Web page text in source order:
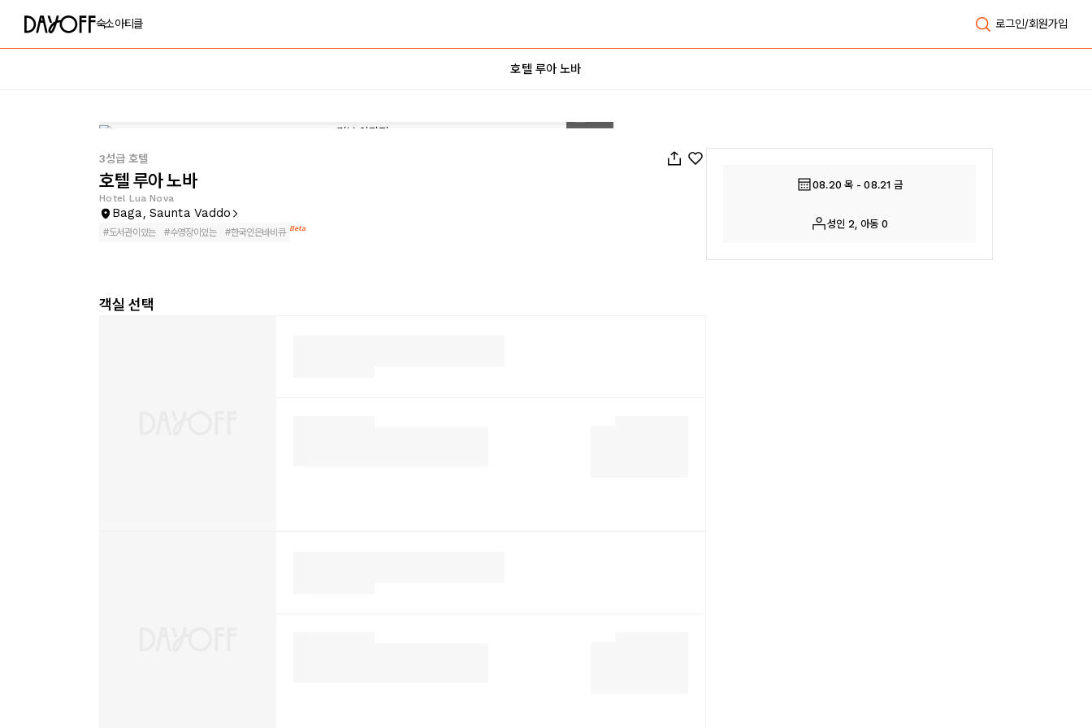
숙소아티클 로그인/회원가입
호텔 루아 노바
3성급 호텔
호텔 루아 노바
Hotel Lua Nova
Baga, Saunta Vaddo
#도서관이있는 #수영장이있는 #한국인은바비큐 Beta
객실 선택
08.20 목 - 08.21 금
성인 2, 아동 0